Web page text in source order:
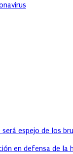
espejo de los
en defensa de la